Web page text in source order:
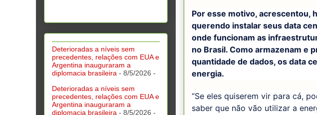
Por esse motivo, acrescentou,
querendo instalar seus data
onde funcionam as
no Brasil. Como armazenam e
quantidade de dados, os data
energia.
“Se eles quiserem vir para cá,
saber que não vão utilizar a
Deterioradas a níveis sem
precedentes, relações com EUA e
Argentina inauguraram a
diplomacia brasileira - 8/5/2026 -
Deterioradas a níveis sem
precedentes, relações com EUA e
Argentina inauguraram a
diplomacia brasileira - 8/5/2026 -